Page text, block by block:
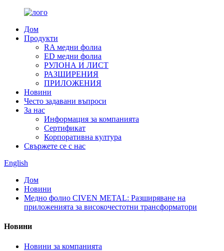
Дом
Продукти
RA медни фолиа
ED медни фолиа
РУЛОНА И ЛИСТ
РАЗШИРЕНИЯ
ПРИЛОЖЕНИЯ
Новини
Често задавани въпроси
За нас
Информация за компанията
Сертификат
Корпоративна култура
Свържете се с нас
English
Дом
Новини
Медно фолио CIVEN METAL: Разширяване на
приложенията за високочестотни трансформатори
Новини
Новини за компанията